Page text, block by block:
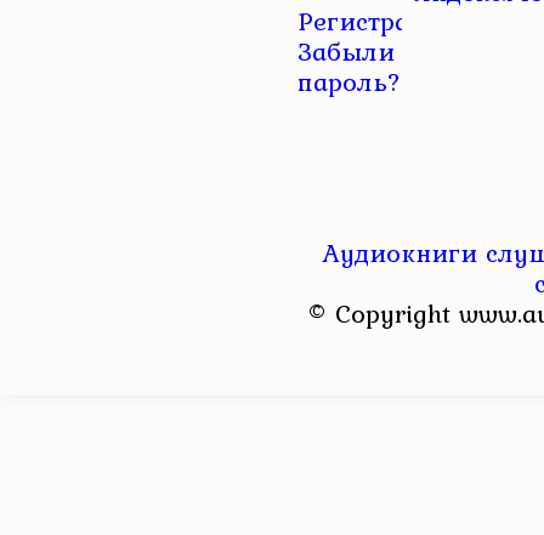
Регистрация
Забыли
пароль?
Аудиокниги
© Copyright